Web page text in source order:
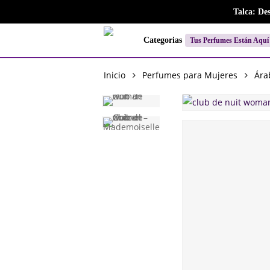
to
Talca:
Categorias Tus Perfumes Están Aquí
Inicio Perfumes para Mujeres